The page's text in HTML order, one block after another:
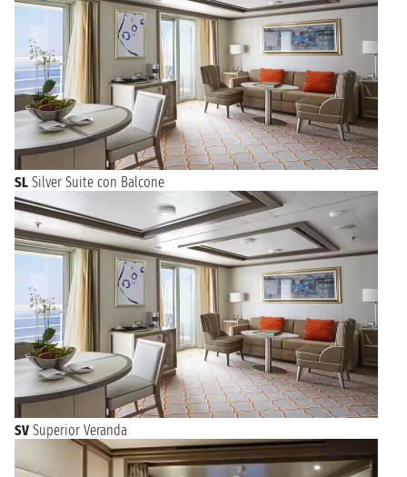
SL Silver Suite con Balcone
SV Superior Veranda